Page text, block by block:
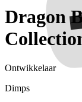
Dragon
Ontwikkelaar
Dimps